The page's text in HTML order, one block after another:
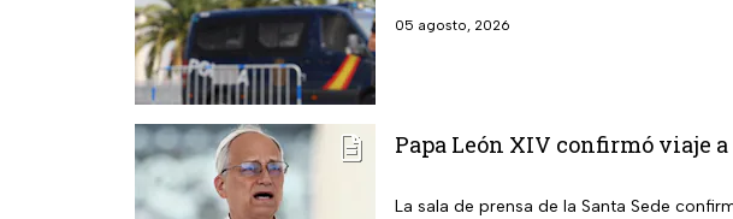
05 agosto, 2026
Papa León XIV confirmó viaje
La sala de prensa de la Santa Sede